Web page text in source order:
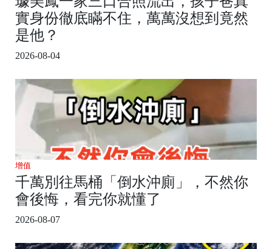
實身份徹底瞞不住，萬萬沒想到竟然
是他？
2026-08-04
增值
千萬別往馬桶「倒水沖廁」，不然你
會後悔，看完你就懂了
2026-08-07